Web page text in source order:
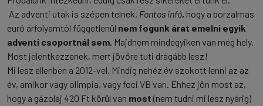
Az adventi utak is szépen telnek. Fontos infó, hogy a borzalmas
euró árfolyamtól függetlenül nem fogunk árat emelni egyik
adventi csoportnál sem. Majdnem mindegyiken van még hely.
Most jelentkezzenek, mert jövőre tuti drágább lesz!
Mi lesz ellenben a 2012-vel. Mindig nehéz év szokott lenni az az
év, amikor vagy olimpia, vagy foci VB van. Ehhez jön most az,
hogy a gázolaj 420 Ft körül van most (nem tudni mi lesz nyárig)